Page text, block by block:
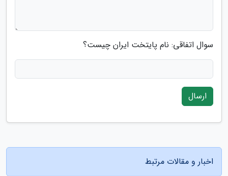
سوال اتفاقی: نام پایتخت ایران چیست؟
ارسال
اخبار و مقالات مرتبط